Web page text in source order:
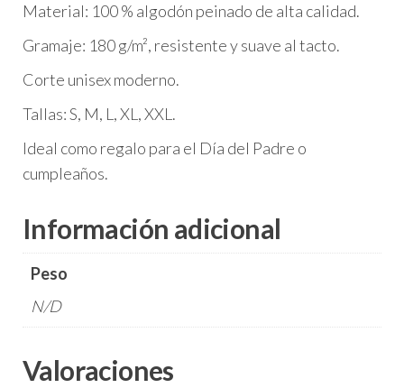
Material: 100 % algodón peinado de alta calidad.
Gramaje: 180 g/m², resistente y suave al tacto.
Corte unisex moderno.
Tallas: S, M, L, XL, XXL.
Ideal como regalo para el Día del Padre o
cumpleaños.
Información adicional
Peso
N/D
Valoraciones